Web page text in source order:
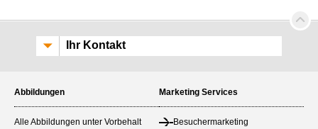
Ihr Kontakt
Abbildungen
Alle Abbildungen unter Vorbehalt
Marketing Services
Besuchermarketing